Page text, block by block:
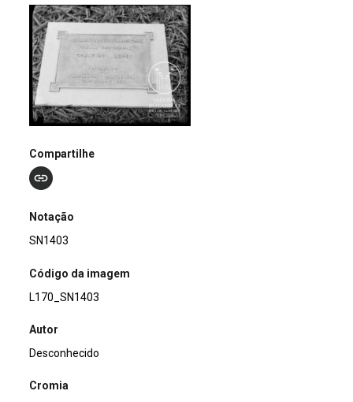
Compartilhe
Notação
SN1403
Código da imagem
L170_SN1403
Autor
Desconhecido
Cromia